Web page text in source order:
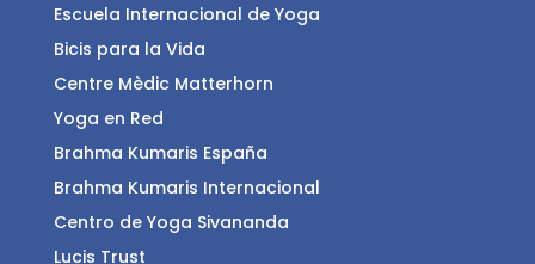
Escuela Internacional de Yoga
Bicis para la Vida
Centre Mèdic Matterhorn
Yoga en Red
Brahma Kumaris España
Brahma Kumaris Internacional
Centro de Yoga Sivananda
Lucis Trust